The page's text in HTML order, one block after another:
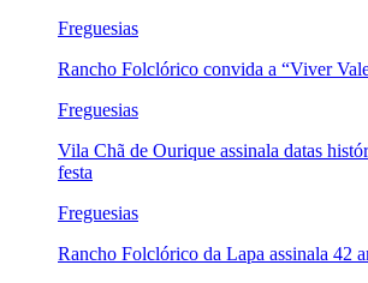
Freguesias
Rancho Folclórico convida a “Viver
Freguesias
Vila Chã de Ourique assinala datas
festa
Freguesias
Rancho Folclórico da Lapa assinala 42